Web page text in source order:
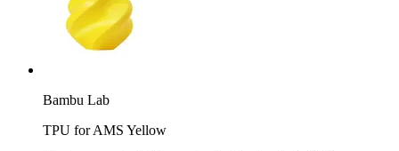
Bambu Lab
TPU for AMS Yellow